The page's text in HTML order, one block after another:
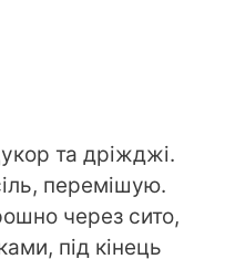
та дріжджі.
перемішую.
через сито,
під кінець